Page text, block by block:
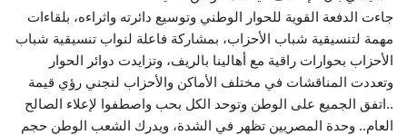
جاءت الدفعة القوية للحوار الوطني وتوسيع دائرته واثراءه، بلقاءات
مهمة لتنسيقية شباب الأحزاب، بمشاركة فاعلة لنواب تنسيقية شباب
الأحزاب بحوارات راقية مع أهالينا بالريف، وتزايدت دوائر الحوار
وتعددت المناقشات في مختلف الأماكن والأحزاب لنجني رؤي قيمة
..اتفق الجميع على الوطن وتوحد الكل بحب واصطفوا لإعلاء الصالح
العام.. وحدة المصريين تظهر في الشدة، ويدرك الشعب الوطن حجم